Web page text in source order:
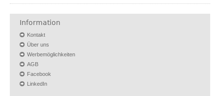
Information
Kontakt
Über uns
Werbemöglichkeiten
AGB
Facebook
LinkedIn